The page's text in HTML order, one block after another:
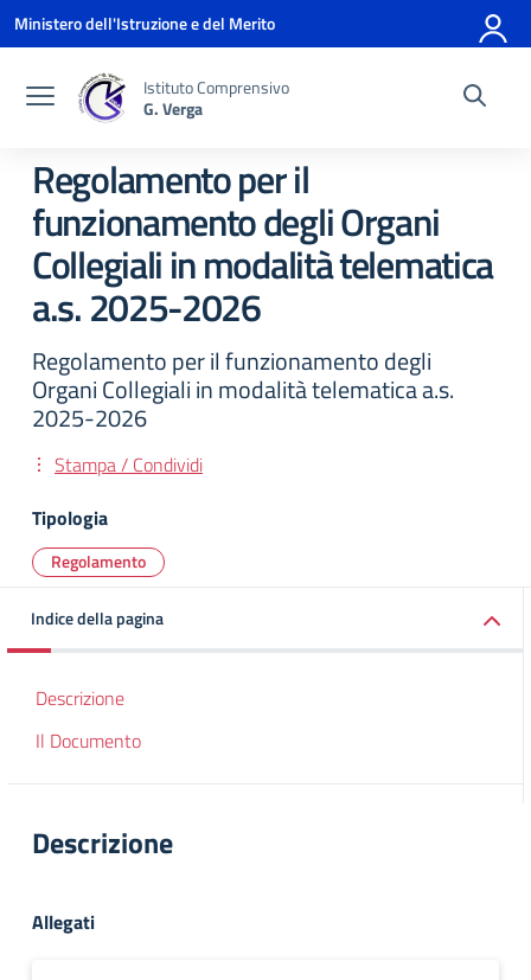
Vai ai contenuti
Vai al menu di navigazione
Vai al footer
Ministero dell'Istruzione e del Merito
Istituto Comprensivo
G. Verga
Regolamento per il
funzionamento degli Organi
Collegiali in modalità telematica
a.s. 2025-2026
Regolamento per il funzionamento degli
Organi Collegiali in modalità telematica a.s.
2025-2026
Stampa / Condividi
Tipologia
Regolamento
Indice della pagina
Descrizione
Il Documento
Descrizione
Allegati